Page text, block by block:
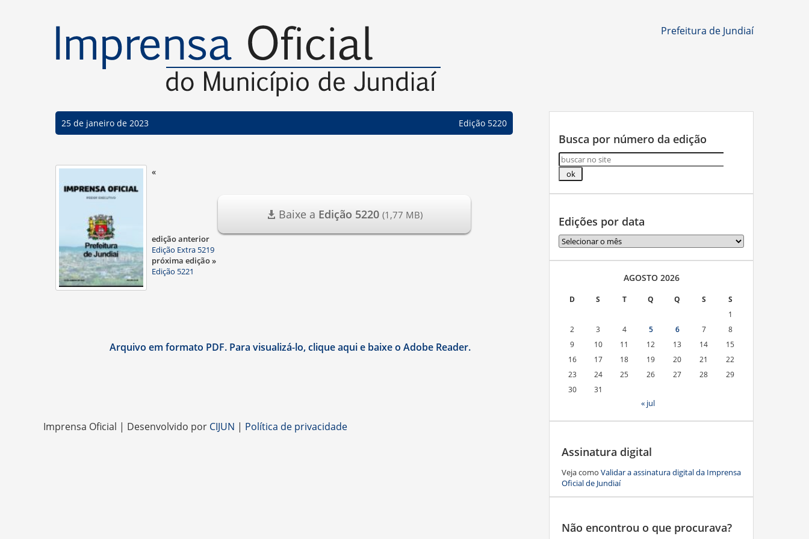
Prefeitura de Jundiaí
25 de janeiro de 2023 Edição 5220
Baixe a Edição 5220 (1,77 MB)
«
edição anterior
Edição Extra 5219
próxima edição »
Edição 5221
Arquivo em formato PDF. Para visualizá-lo, clique aqui e baixe o Adobe Reader.
Busca por número da edição
Edições por data
Edições
por
data
AGOSTO 2026
D S T Q Q S
S
1
2
3 4 5 6 7
8
9
10 11 12 13 14
15
16
17 18 19 20 21
22
23
24 25 26 27 28
29
30
31
« jul
Assinatura digital
Veja como Validar a assinatura digital da Imprensa
Oficial de Jundiaí
Não encontrou o que procurava?
Imprensa Oficial | Desenvolvido por CIJUN | Política de privacidade